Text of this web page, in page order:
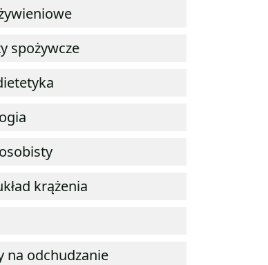
spożywcze
krążenia
na odchudzanie